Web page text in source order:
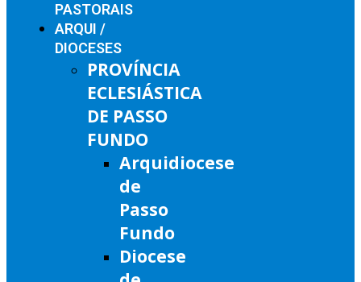
PASTORAIS
ARQUI /
DIOCESES
PROVÍNCIA
ECLESIÁSTICA
DE PASSO
FUNDO
Arquidiocese
de
Passo
Fundo
Diocese